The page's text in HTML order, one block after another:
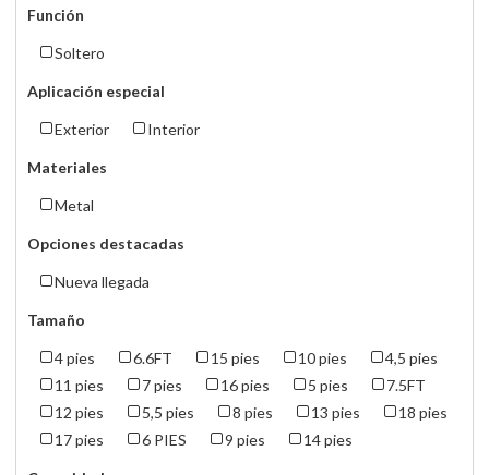
Función
Soltero
Aplicación especial
Exterior Interior
Materiales
Metal
Opciones destacadas
Nueva llegada
Tamaño
4 pies 6.6FT 15 pies 10 pies
4,5 pies
11 pies
7 pies 16 pies 5 pies
7.5FT
12 pies
5,5 pies 8 pies 13 pies
18 pies
17 pies
6 PIES 9 pies 14 pies